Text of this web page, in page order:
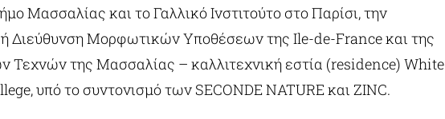
Μασσαλίας και το Γαλλικό Ινστιτούτο στο Παρίσι, την
Διεύθυνση Μορφωτικών Υποθέσεων της Ile-de-France και της
Τεχνών της Μασσαλίας – καλλιτεχνική εστία (residence) White
υπό το συντονισμό των SECONDE NATURE και ZINC.